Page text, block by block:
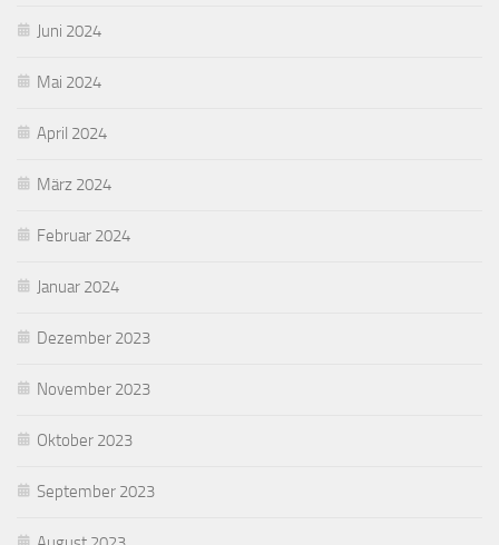
Juni 2024
Mai 2024
April 2024
März 2024
Februar 2024
Januar 2024
Dezember 2023
November 2023
Oktober 2023
September 2023